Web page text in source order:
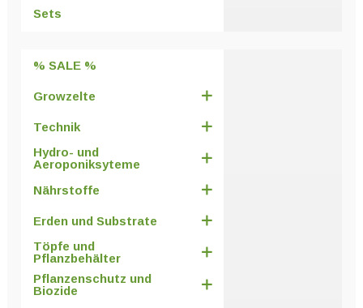
Sets
% SALE %
Growzelte
Technik
Hydro- und
Aeroponiksyteme
Nährstoffe
Erden und Substrate
Töpfe und
Pflanzbehälter
Pflanzenschutz und
Biozide